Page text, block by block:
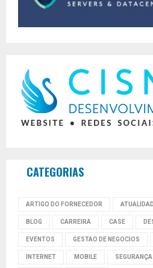
CATEGORIAS
ARTIGO DO FORNECEDOR
BLOG CARREIRA CASE
EVENTOS GESTAO DE NEGOCIOS
INTERNET MOBILE SEGURANÇA